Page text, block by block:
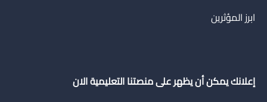
ابرز المؤثرين
إعلانك يمكن أن يظهر على منصتنا التعليمية الان